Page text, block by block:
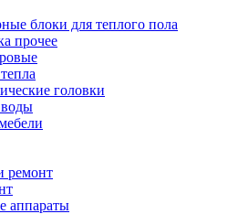
блоки для теплого пола
прочее
головки
ремонт
аппараты